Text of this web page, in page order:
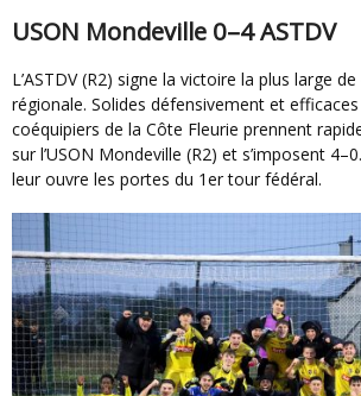
USON Mondeville 0–4 ASTDV
L’ASTDV (R2) signe la victoire la plus large de cette finale
régionale. Solides défensivement et
coéquipiers de la Côte Fleurie prennent
sur l’USON Mondeville (R2) et s’imposent
leur ouvre les portes du 1er tour fédéral.